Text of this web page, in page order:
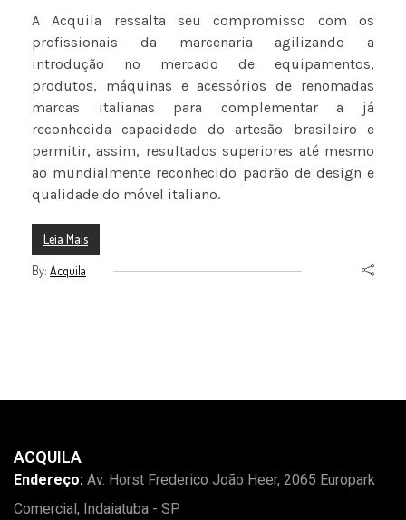
A Acquila ressalta seu compromisso com os
profissionais da marcenaria
agilizando a
introdução no mercado de equipamentos,
produtos, máquinas e acessórios de renomadas
marcas italianas para complementar a já
reconhecida capacidade do artesão brasileiro e
permitir, assim, resultados superiores até mesmo
ao mundialmente reconhecido padrão de design e
qualidade do móvel italiano.
Leia Mais
By: Acquila
ACQUILA
Endereço: Av. Horst Frederico João Heer, 2065 Europark
Comercial, Indaiatuba - SP